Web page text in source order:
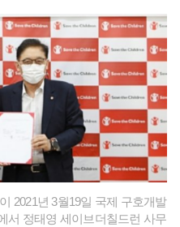
2021년 3월19일 국제 구호개발
서 정태영 세이브더칠드런 사무